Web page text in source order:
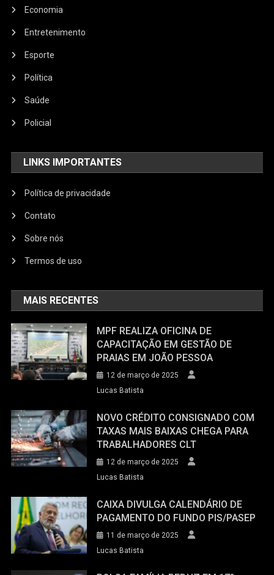
Economia
Entretenimento
Esporte
Política
Saúde
Policial
LINKS IMPORTANTES
Política de privacidade
Contato
Sobre nós
Termos de uso
MAIS RECENTES
MPF REALIZA OFICINA DE
CAPACITAÇÃO EM GESTÃO DE
PRAIAS EM JOÃO PESSOA
12 de março de 2025
Lucas Batista
NOVO CRÉDITO CONSIGNADO COM
TAXAS MAIS BAIXAS CHEGA PARA
TRABALHADORES CLT
12 de março de 2025
Lucas Batista
CAIXA DIVULGA CALENDÁRIO DE
PAGAMENTO DO FUNDO PIS/PASEP
11 de março de 2025
Lucas Batista